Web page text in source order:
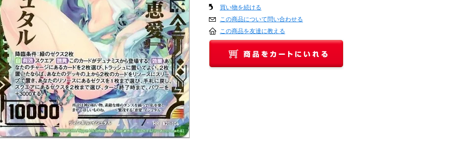
買い物を続ける
この商品について問い合わせる
この商品を友達に教える